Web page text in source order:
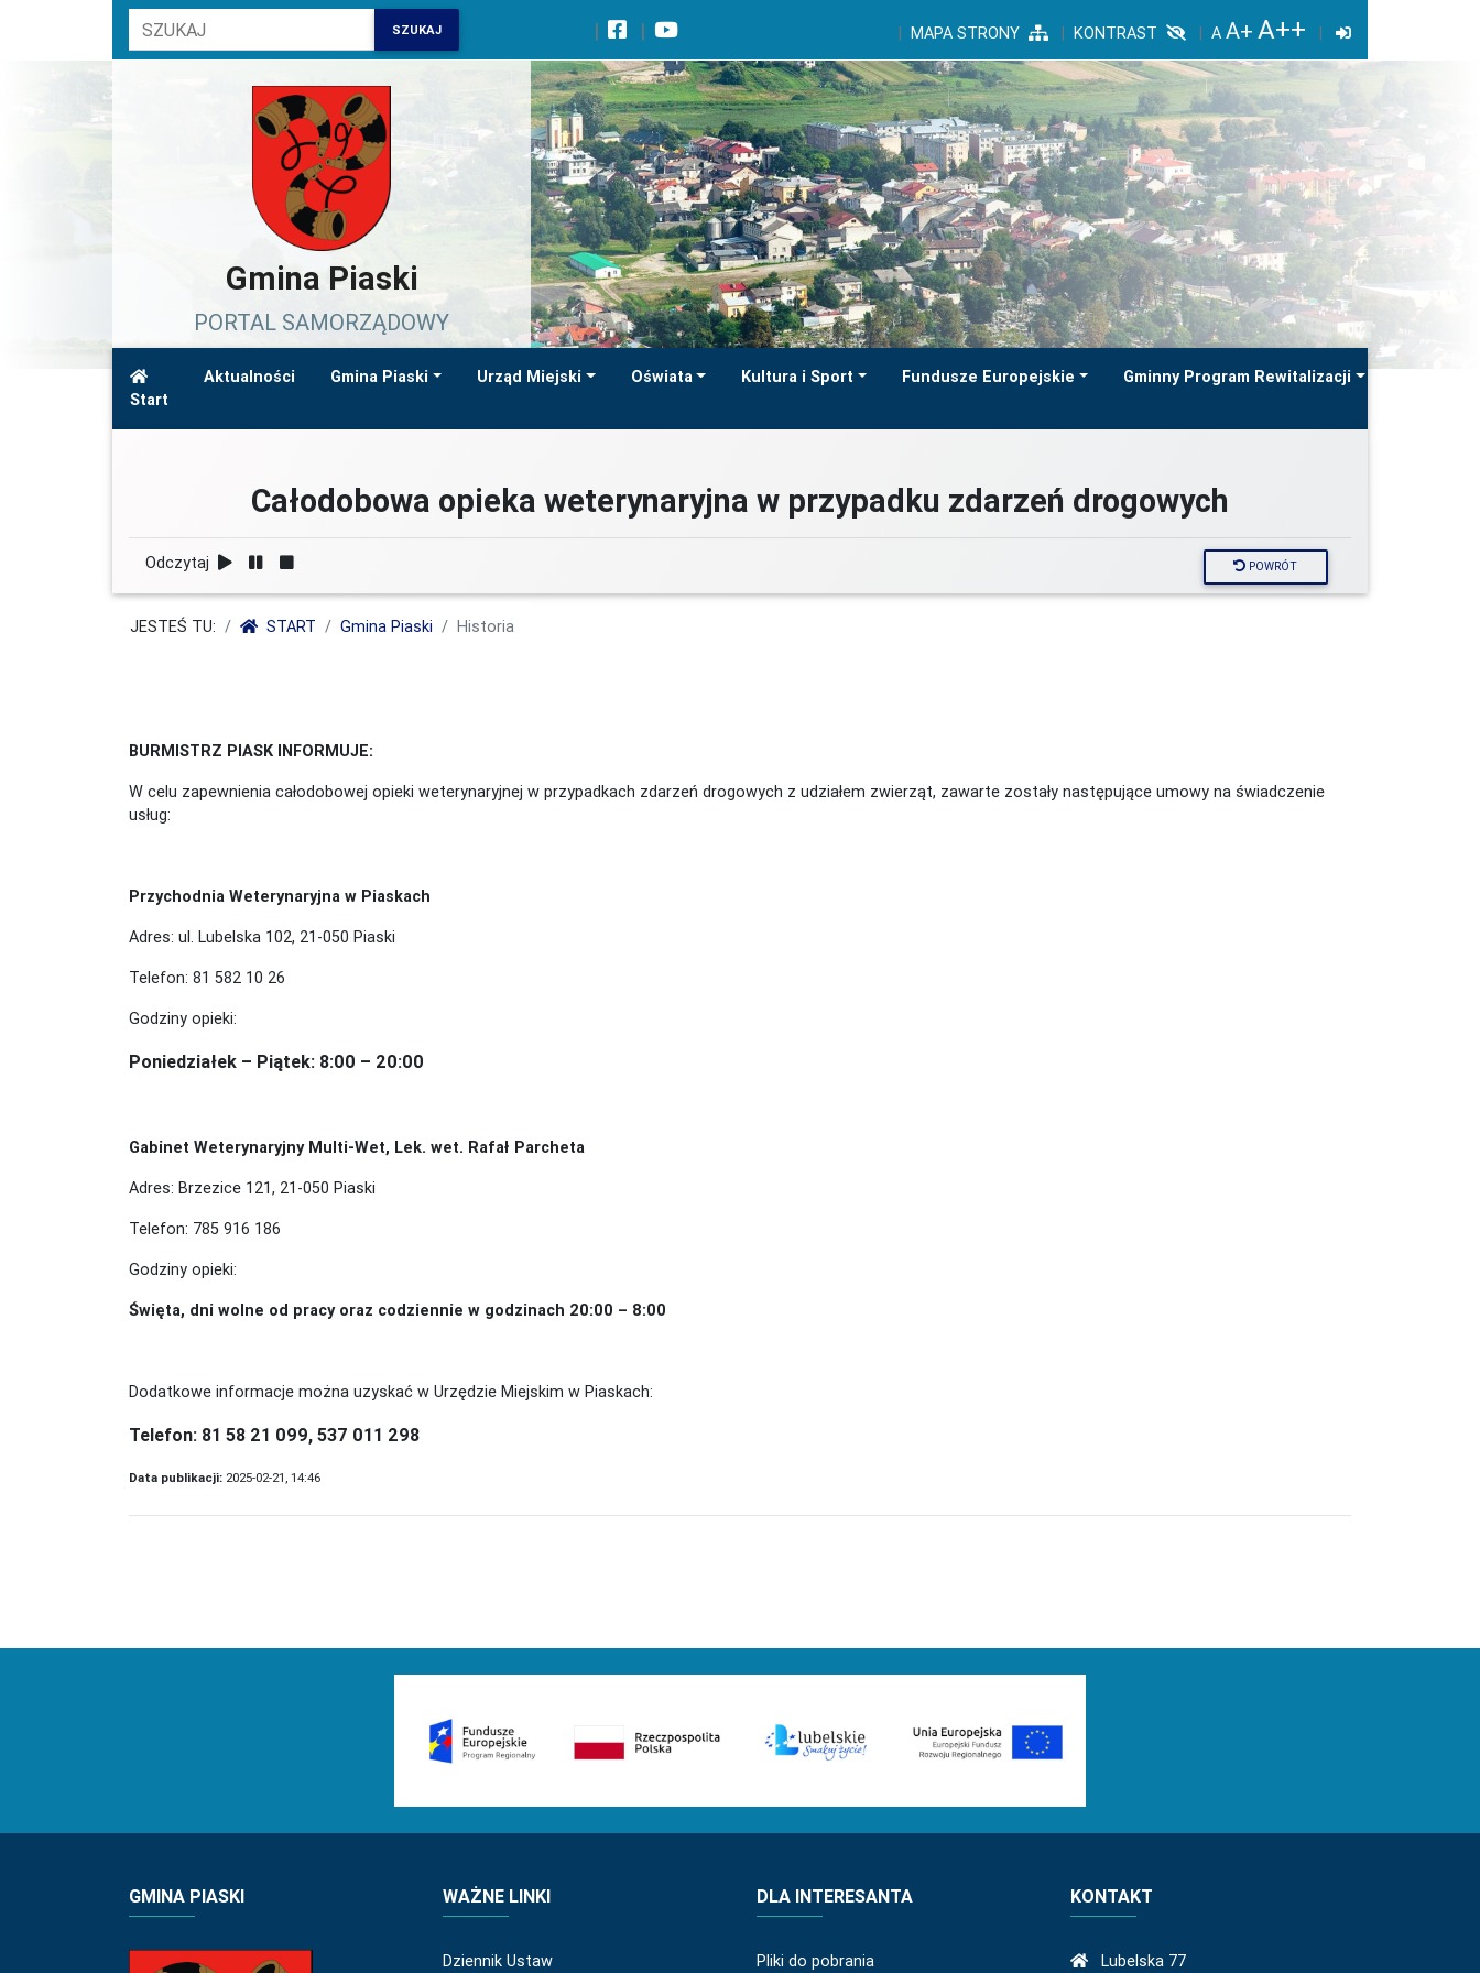
Przejdź do wyszukiwarki
Przejdź do treści głównej
Przejdź do stopki
Przejdź do menu górnego
Przejdź do mapy serwisu
SZUKAJ MAPA STRONY KONTRAST
Gmina Piaski
PORTAL SAMORZĄDOWY
Start
Aktualności Gmina Piaski Urząd Miejski Oświata Kultura i Sport Fundusze Europejskie Gminny Program Rewitalizacji
Całodobowa opieka weterynaryjna w przypadku zdarzeń drogowych
Odczytaj POWRÓT
JESTEŚ TU: START Gmina Piaski Historia
BURMISTRZ PIASK INFORMUJE:
W celu zapewnienia całodobowej opieki weterynaryjnej w przypadkach zdarzeń drogowych z udziałem zwierząt, zawarte zostały następujące umowy na świadczenie
usług:
Przychodnia Weterynaryjna w Piaskach
Adres: ul. Lubelska 102, 21-050 Piaski
Telefon: 81 582 10 26
Godziny opieki:
Poniedziałek – Piątek: 8:00 – 20:00
Gabinet Weterynaryjny Multi-Wet, Lek. wet. Rafał Parcheta
Adres: Brzezice 121, 21-050 Piaski
Telefon: 785 916 186
Godziny opieki:
Święta, dni wolne od pracy oraz codziennie w godzinach 20:00 – 8:00
Dodatkowe informacje można uzyskać w Urzędzie Miejskim w Piaskach:
Telefon: 81 58 21 099, 537 011 298
Data publikacji: 2025-02-21, 14:46
GMINA PIASKI WAŻNE LINKI
Dziennik Ustaw
DLA INTERESANTA
Pliki do pobrania
KONTAKT
Lubelska 77